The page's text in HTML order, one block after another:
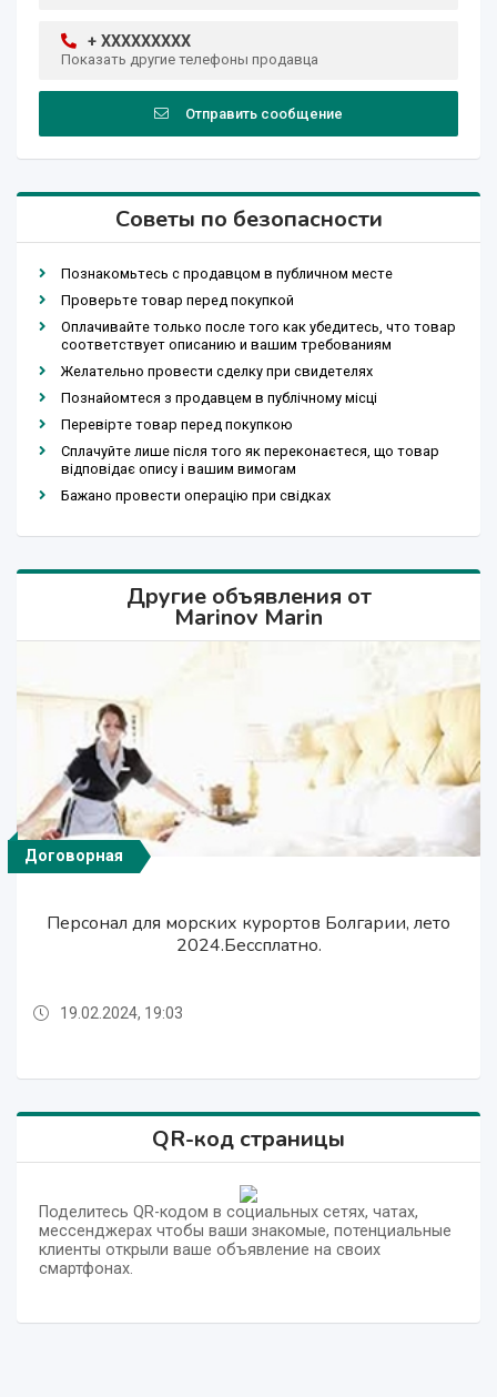
+ XXXXXXXXX
Показать другие телефоны продавца
Отправить сообщение
Советы по безопасности
Познакомьтесь с продавцом в публичном месте
Проверьте товар перед покупкой
Оплачивайте только после того как убедитесь, что товар
соответствует описанию и вашим требованиям
Желательно провести сделку при свидетелях
Познайомтеся з продавцем в публічному місці
Перевірте товар перед покупкою
Сплачуйте лише після того як переконаєтеся, що товар
відповідає опису і вашим вимогам
Бажано провести операцію при свідках
Другие объявления от
Marinov Marin
Договорная
Работа в сезон лето 2024, Болгария, морe.
Договорная
Персонал для морских курортов Болгарии, лето
2024.Бессплатно.
Договорная
Работа в сезон лето 2024, Болгария, морe.
Договорная
Персонал для морских курортов Болгарии, лето
2024.Бессплатно.
19.02.2024, 19:03
QR-код страницы
Поделитесь QR-кодом в социальных сетях, чатах,
мессенджерах чтобы ваши знакомые, потенциальные
клиенты открыли ваше объявление на своих
смартфонах.